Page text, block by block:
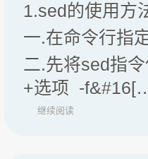
1.sed的使用方
一.在命令行指
二.先将sed指
+选项 -
继续阅读